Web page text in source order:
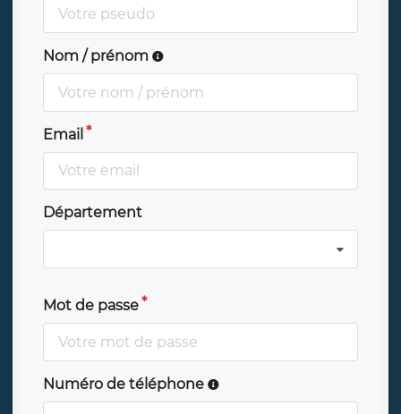
Nom / prénom
Email
Département
Mot de passe
Numéro de téléphone